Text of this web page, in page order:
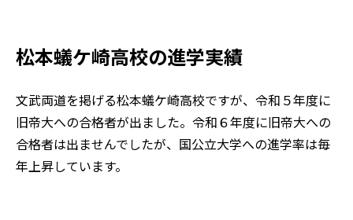
松本蟻ケ崎高校の進学実績
文武両道を掲げる松本蟻ケ崎高校ですが、令和５年度に
旧帝大への合格者が出ました。令和６年度に旧帝大への
合格者は出ませんでしたが、国公立大学への進学率は毎
年上昇しています。